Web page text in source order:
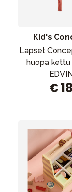
Kid's
Lapset
huopa kettu
€ 18
Ota